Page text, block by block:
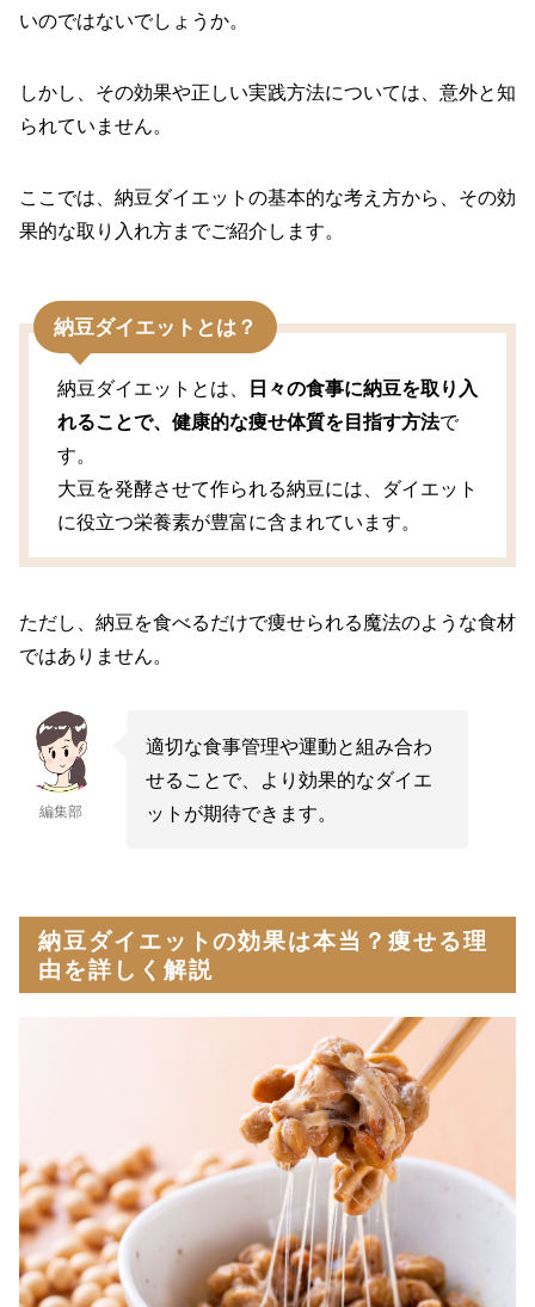
いのではないでしょうか。
しかし、その効果や正しい実践方法については、意外と知
られていません。
ここでは、納豆ダイエットの基本的な考え方から、その効
果的な取り入れ方までご紹介します。
納豆ダイエットとは？
納豆ダイエットとは、 日々の食事に納豆を取り入
れることで、健康的な痩せ体質を目指す方法で
す。
大豆を発酵させて作られる納豆には、ダイエット
に役立つ栄養素が豊富に含まれています。
ただし、納豆を食べるだけで痩せられる魔法のような食材
ではありません。
編集部
適切な食事管理や運動と組み合わ
せることで、より効果的なダイエ
ットが期待できます。
納豆ダイエットの効果は本当？痩せる理
由を詳しく解説